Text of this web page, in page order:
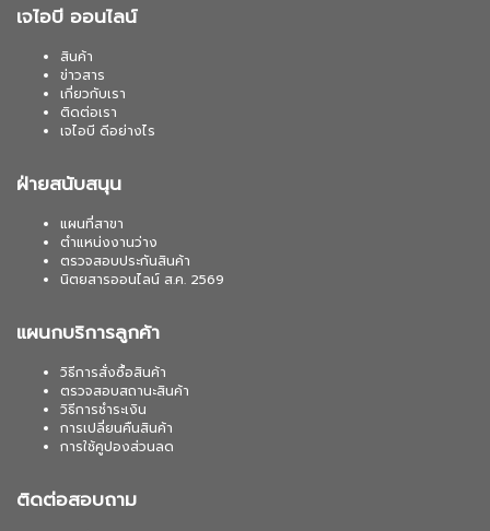
เจไอบี ออนไลน์
สินค้า
ข่าวสาร
เกี่ยวกับเรา
ติดต่อเรา
เจไอบี ดีอย่างไร
ฝ่ายสนับสนุน
แผนที่สาขา
ตำแหน่งงานว่าง
ตรวจสอบประกันสินค้า
นิตยสารออนไลน์ ส.ค. 2569
แผนกบริการลูกค้า
วิธีการสั่งซื้อสินค้า
ตรวจสอบสถานะสินค้า
วิธีการชำระเงิน
การเปลี่ยนคืนสินค้า
การใช้คูปองส่วนลด
ติดต่อสอบถาม